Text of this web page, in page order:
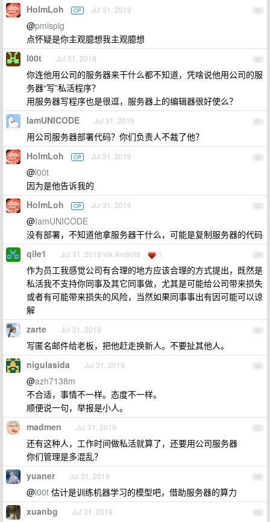
59
HolmLoh OP Jul 31, 2019
@pmispig
点怀疑是你主观臆想我主观臆想
60
l00t Jul 31, 2019
你连他用公司的服务器来干什么都不知道，凭啥说他用公司的服
务器“写”私活程序？
用服务器写程序也是很逗，服务器上的编辑器很好使么？
61
IamUNICODE Jul 31, 2019
用公司服务器部署代码？你们负责人不裁了他？
62
HolmLoh OP Jul 31, 2019
@l00t
因为是他告诉我的
63
HolmLoh OP Jul 31, 2019
@IamUNICODE
没有部署，不知道他拿服务器干什么，可能是复制服务器的代码
64
qile1 Jul 31, 2019 via Android 1
作为员工我感觉公司有合理的地方应该合理的方式提出，既然是
私活我不支持你同事及其它同事做，尤其是可能给公司带来损失
或者有可能带来损失的风险，当然如果同事事出有因可能可以谅
解
65
zarte Jul 31, 2019
写匿名邮件给老板，把他赶走换新人。不要扯其他人。
66
nigulasida Jul 31, 2019
@azh7138m
不合适，事情不一样。态度不一样。
顺便说一句，举报是小人。
67
madmen Jul 31, 2019
还有这种人，工作时间做私活就算了，还要用公司服务器
你们管理是多混乱？
68
yuaner Jul 31, 2019
@l00t 估计是训练机器学习的模型吧，借助服务器的算力
69
xuanbg Jul 31, 2019